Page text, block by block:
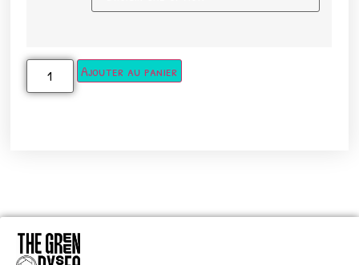
Ajouter au panier